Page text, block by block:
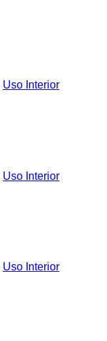
Uso Interior
Uso Interior
Uso Interior